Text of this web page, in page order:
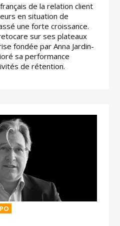
de la relation client
en situation de
une forte croissance.
sur ses plateaux
fondée par Anna Jardin-
sa performance
de rétention.